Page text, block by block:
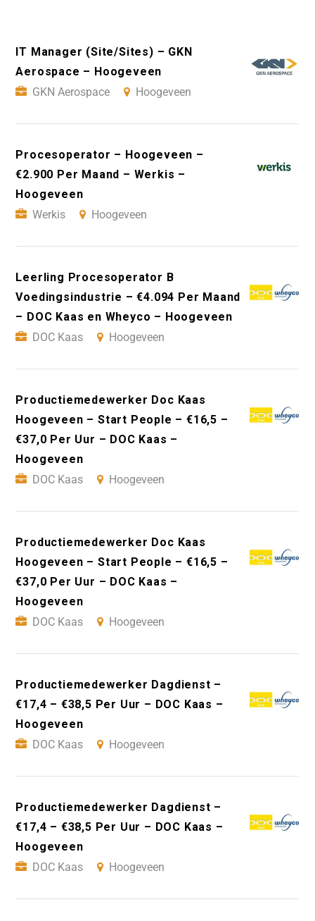
IT Manager (Site/Sites) – GKN
Aerospace – Hoogeveen
GKN Aerospace
Hoogeveen
Procesoperator – Hoogeveen –
€2.900 Per Maand – Werkis –
Hoogeveen
Werkis
Hoogeveen
Leerling Procesoperator B
Voedingsindustrie – €4.094 Per Maand
– DOC Kaas en Wheyco – Hoogeveen
DOC Kaas
Hoogeveen
Productiemedewerker Doc Kaas
Hoogeveen – Start People – €16,5 –
€37,0 Per Uur – DOC Kaas –
Hoogeveen
DOC Kaas
Hoogeveen
Productiemedewerker Doc Kaas
Hoogeveen – Start People – €16,5 –
€37,0 Per Uur – DOC Kaas –
Hoogeveen
DOC Kaas
Hoogeveen
Productiemedewerker Dagdienst –
€17,4 – €38,5 Per Uur – DOC Kaas –
Hoogeveen
DOC Kaas
Hoogeveen
Productiemedewerker Dagdienst –
€17,4 – €38,5 Per Uur – DOC Kaas –
Hoogeveen
DOC Kaas
Hoogeveen